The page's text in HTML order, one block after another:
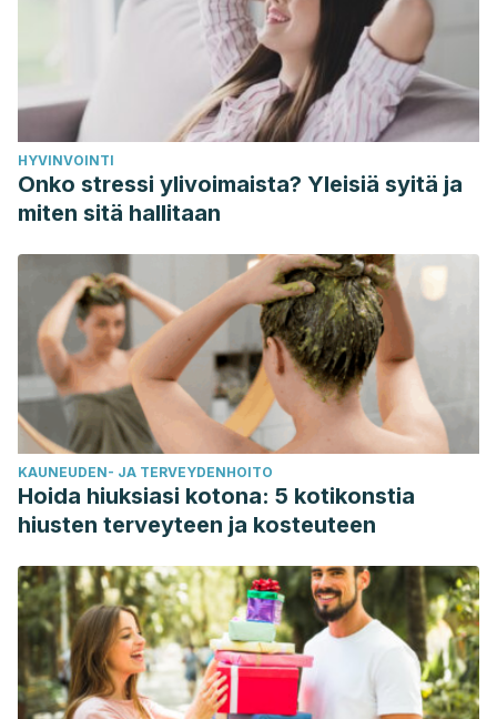
HYVINVOINTI
Onko stressi ylivoimaista? Yleisiä syitä ja
miten sitä hallitaan
KAUNEUDEN- JA TERVEYDENHOITO
Hoida hiuksiasi kotona: 5 kotikonstia
hiusten terveyteen ja kosteuteen